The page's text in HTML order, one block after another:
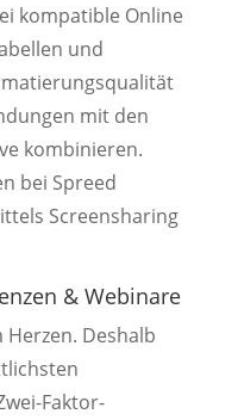
kompatible Online
und
mit den
kombinieren.
bei Spreed
Screensharing
& Webinare
Deshalb
Faktor-